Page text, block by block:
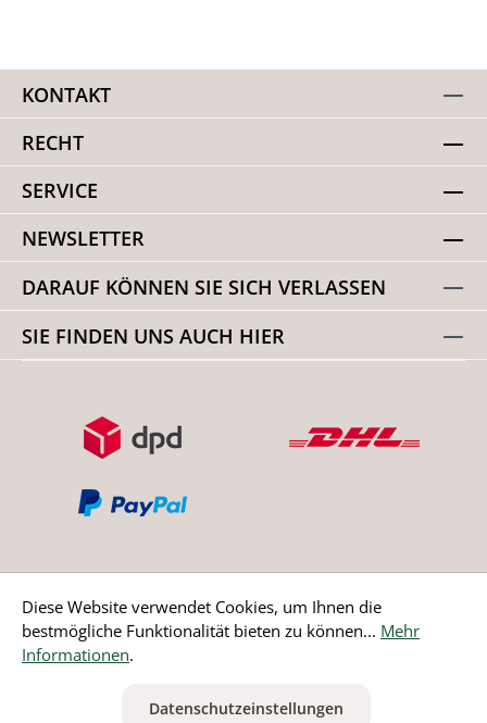
KONTAKT
RECHT
SERVICE
NEWSLETTER
DARAUF KÖNNEN SIE SICH VERLASSEN
SIE FINDEN UNS AUCH HIER
Bestellung widerrufen
ausgenommen Nicht EU-Länder
Diese Website verwendet Cookies, um Ihnen die
bestmögliche Funktionalität bieten zu können... Mehr
Informationen.
Datenschutzeinstellungen